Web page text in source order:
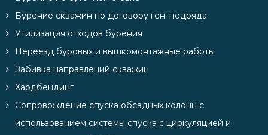
Бурение скважин по договору ген. подряда
Утилизация отходов бурения
Переезд буровых и вышкомонтажные работы
Забивка направлений скважин
Хардбендинг
Сопровождение спуска обсадных колонн с
использованием системы спуска с циркуляцией и